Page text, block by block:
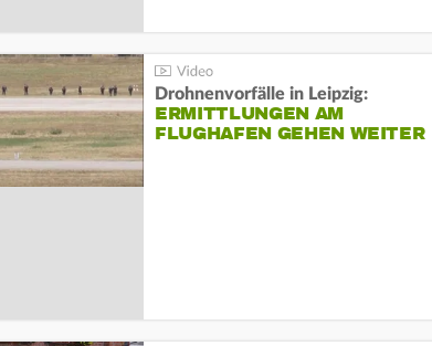
Drohnenvorfälle in Leipzig:
ERMITTLUNGEN AM
FLUGHAFEN GEHEN WEITER